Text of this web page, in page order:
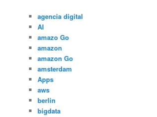
agencia digital
AI
amazo Go
amazon
amazon Go
amsterdam
Apps
aws
berlin
bigdata